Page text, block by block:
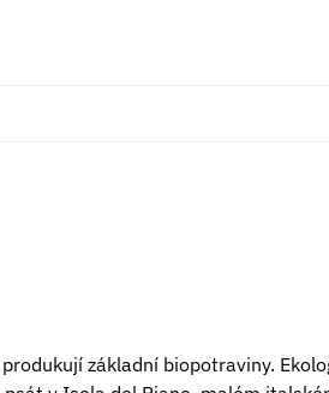
základní biopotraviny.